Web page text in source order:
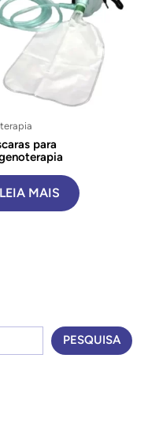
para
LEIA MAIS
PESQUISA